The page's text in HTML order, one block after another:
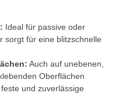
Ideal für passive oder
sorgt für eine blitzschnelle
Auch auf unebenen,
Oberflächen
und zuverlässige